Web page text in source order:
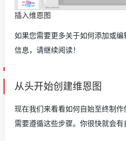
插入维恩图
如果您需要更多关于如何添加或
信息，请继续阅读！
从头开始创建维恩图
现在我们来看看如何自始至终制
需要遵循这些步骤。你很快就会有